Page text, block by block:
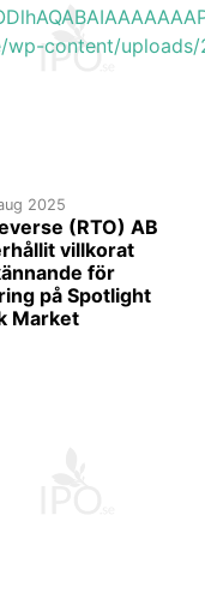
content/
2025
(RTO) AB
villkorat
för
på Spotlight
Market